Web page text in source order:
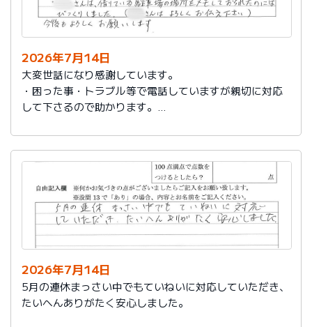
2026年7月14日
大変世話になり感謝しています。
・困った事・トラブル等で電話していますが親切に対応
して下さるので助かります。
にも嫌な顔せず一生懸命して下さり頭が下がります。
・社員さんは、借りている駐車場の場所をメモしておら
れたのにはびっくりしました。（社員さんはよろしくお
伝え下さい）
今後もよろしくお願いします。
2026年7月14日
5月の連休まっさい中でもていねいに対応していただき、
たいへんありがたく安心しました。